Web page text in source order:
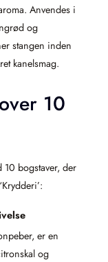
Anvendes i
og
stangen inden
kanelsmag.
10
bogstaver, der
er en
og